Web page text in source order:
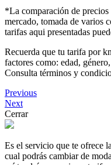
*La comparación de precios
mercado, tomada de varios
tarifas aqui presentadas
Recuerda que tu tarifa por
factores como: edad,
Consulta términos y
Previous
Next
Cerrar
Es el servicio que te ofrece
cual podrás cambiar de